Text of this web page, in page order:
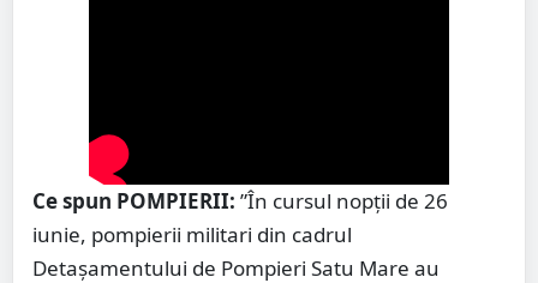
Ce spun POMPIERII: ”În cursul nopții de 26
iunie, pompierii militari din cadrul
Detașamentului de Pompieri Satu Mare au